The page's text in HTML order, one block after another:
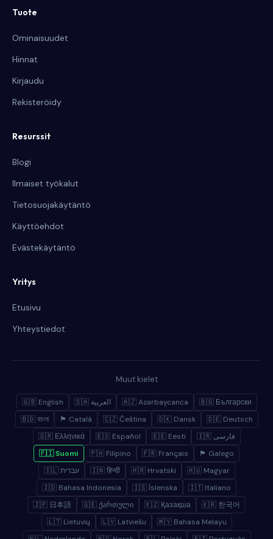
Tuote
Ominaisuudet
Hinnat
Kirjaudu
Rekisteröidy
Resurssit
Blogi
Ilmaiset työkalut
Tietosuojakäytäntö
Käyttöehdot
Evästekäytäntö
Yritys
Etusivu
Yhteystiedot
Muut kielet
🇬🇧 English 🇸🇦 العربية 🇦🇿 Azərbaycanca
🇧🇬 Български
🇧🇩 বাংলা
🏴 Català 🇨🇿 Čeština 🇩🇰 Dansk
🇩🇪 Deutsch
🇬🇷 Ελληνικά
🇪🇸 Español 🇪🇪 Eesti
🇮🇷 فارسی
🇫🇮 Suomi
🇵🇭 Filipino 🇫🇷 Français
🏴 Galego
🇮🇱 עברית
🇮🇳 हिन्दी 🇭🇷 Hrvatski
🇭🇺 Magyar
🇮🇩 Bahasa Indonesia
🇮🇸 Íslenska
🇮🇹 Italiano
🇯🇵 日本語
🇬🇪 ქართული 🇰🇿 Қазақша
🇰🇷 한국어
🇱🇹 Lietuvių
🇱🇻 Latviešu
🇲🇾 Bahasa Melayu